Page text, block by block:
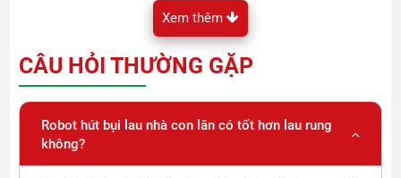
Có nên mua robot lau nhà con lăn không
Xem thêm
CÂU HỎI THƯỜNG GẶP
Robot hút bụi lau nhà con lăn có tốt hơn lau rung
không?